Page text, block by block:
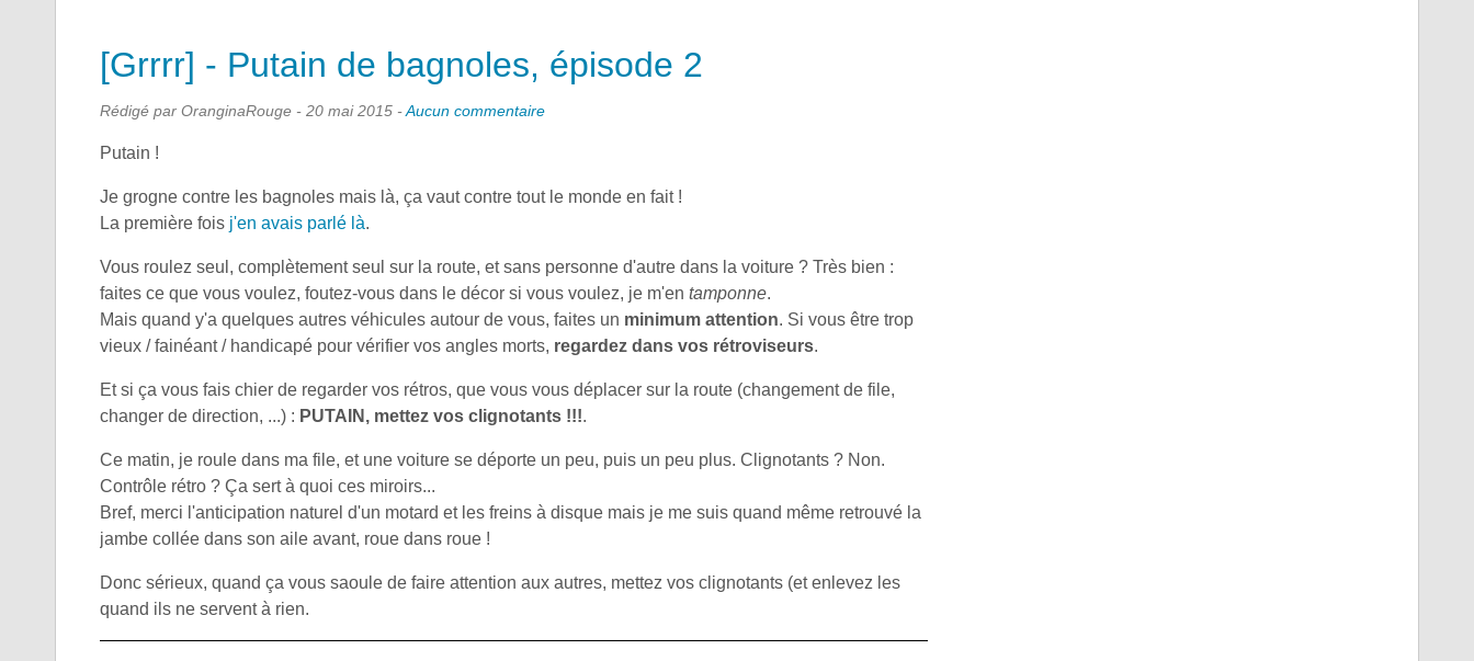
[Grrrr] - Putain de bagnoles, épisode 2
Rédigé par OranginaRouge - 20 mai 2015 -Aucun commentaire
Putain !
Je grogne contre les bagnoles mais là, ça vaut contre tout le monde en fait !
La première fois j'en avais parlé là.
Vous roulez seul, complètement seul sur la route, et sans personne d'autre dans la voiture ? Très bien :
faites ce que vous voulez, foutez-vous dans le décor si vous voulez, je m'en tamponne.
Mais quand y'a quelques autres véhicules autour de vous, faites un minimum attention. Si vous être trop
vieux / fainéant / handicapé pour vérifier vos angles morts, regardez dans vos rétroviseurs.
Et si ça vous fais chier de regarder vos rétros, que vous vous déplacer sur la route (changement de file,
changer de direction, ...) : PUTAIN, mettez vos clignotants !!!.
Ce matin, je roule dans ma file, et une voiture se déporte un peu, puis un peu plus. Clignotants ? Non.
Contrôle rétro ? Ça sert à quoi ces miroirs...
Bref, merci l'anticipation naturel d'un motard et les freins à disque mais je me suis quand même retrouvé la
jambe collée dans son aile avant, roue dans roue !
Donc sérieux, quand ça vous saoule de faire attention aux autres, mettez vos clignotants (et enlevez les
quand ils ne servent à rien.